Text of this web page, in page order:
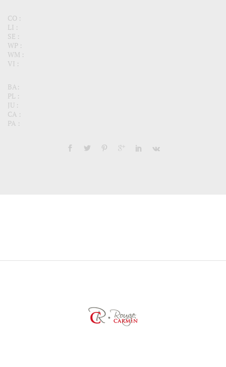
CO :
LI :
SE :
WP :
WM :
VI :
BA:
PL :
JU :
CA :
PA :